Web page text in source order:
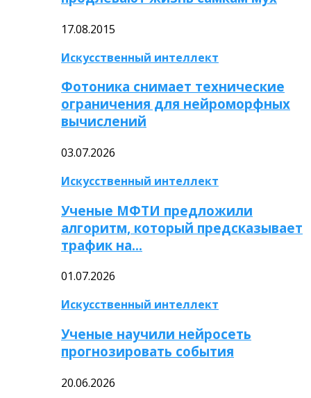
17.08.2015
Искусственный интеллект
Фотоника снимает технические
ограничения для нейроморфных
вычислений
03.07.2026
Искусственный интеллект
Ученые МФТИ предложили
алгоритм, который предсказывает
трафик на…
01.07.2026
Искусственный интеллект
Ученые научили нейросеть
прогнозировать события
20.06.2026